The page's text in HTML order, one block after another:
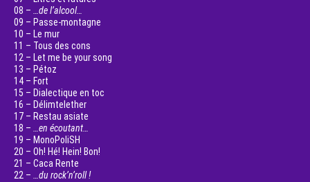
08 –
…de l’alcool…
09 – Passe-montagne
10 – Le mur
11 – Tous des cons
12 – Let me be your song
13 – Pétoz
14 – Fort
15 – Dialectique en toc
16 – Délimtelether
17 – Restau asiate
18 –
…en écoutant…
19 – MonoPoliSH
20 – Oh! Hé! Hein! Bon!
21 – Caca Rente
22 –
…du rock’n’roll !